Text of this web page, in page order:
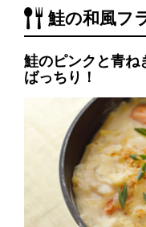
鮭の和風フ
鮭のピンクと青ね
ばっちり！